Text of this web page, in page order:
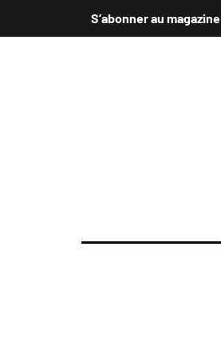
S’abonner au magazine